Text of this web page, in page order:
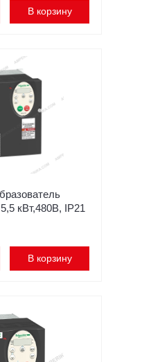
В корзину
кВт,480В, IP21
В корзину